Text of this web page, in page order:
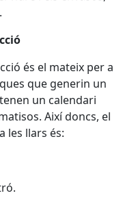
és el mateix per a
que generin un
un calendari
Així doncs, el
les llars és: